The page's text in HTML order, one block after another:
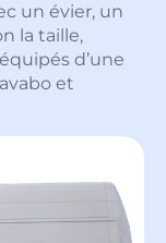
un évier, un
la taille,
d’une
et